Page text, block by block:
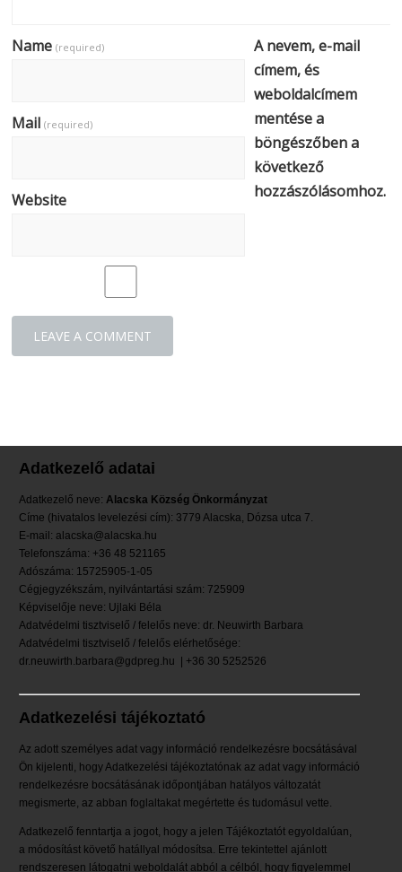
Name(required)
Mail(required)
Website
A nevem, e-mail
címem, és
weboldalcímem
mentése a
böngészőben a
következő
hozzászólásomhoz.